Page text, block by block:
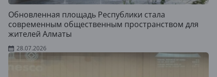
Обновленная площадь Республики стала
современным общественным пространством для
жителей Алматы
28.07.2026